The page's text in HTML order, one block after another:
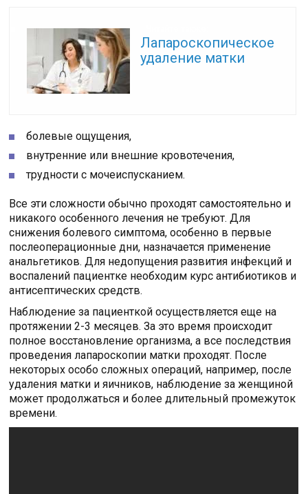
Лапароскопическое
удаление матки
болевые ощущения,
внутренние или внешние кровотечения,
трудности с мочеиспусканием.
Все эти сложности обычно проходят самостоятельно и
никакого особенного лечения не требуют. Для
снижения болевого симптома, особенно в первые
послеоперационные дни, назначается применение
анальгетиков. Для недопущения развития инфекций и
воспалений пациентке необходим курс антибиотиков и
антисептических средств.
Наблюдение за пациенткой осуществляется еще на
протяжении 2-3 месяцев. За это время происходит
полное восстановление организма, а все последствия
проведения лапароскопии матки проходят. После
некоторых особо сложных операций, например, после
удаления матки и яичников, наблюдение за женщиной
может продолжаться и более длительный промежуток
времени.